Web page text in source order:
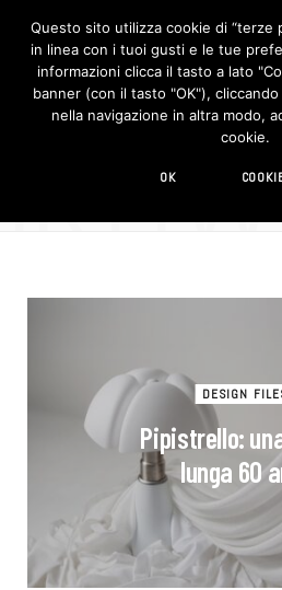
icone del
DESIGN
Pipistrello:
lunga 60
Questo sito utilizza cookie di “terze
in linea con i tuoi gusti e le tue
informazioni clicca il tasto a lato
banner (con il tasto "OK"),
nella navigazione in altra modo,
cookie.
OK